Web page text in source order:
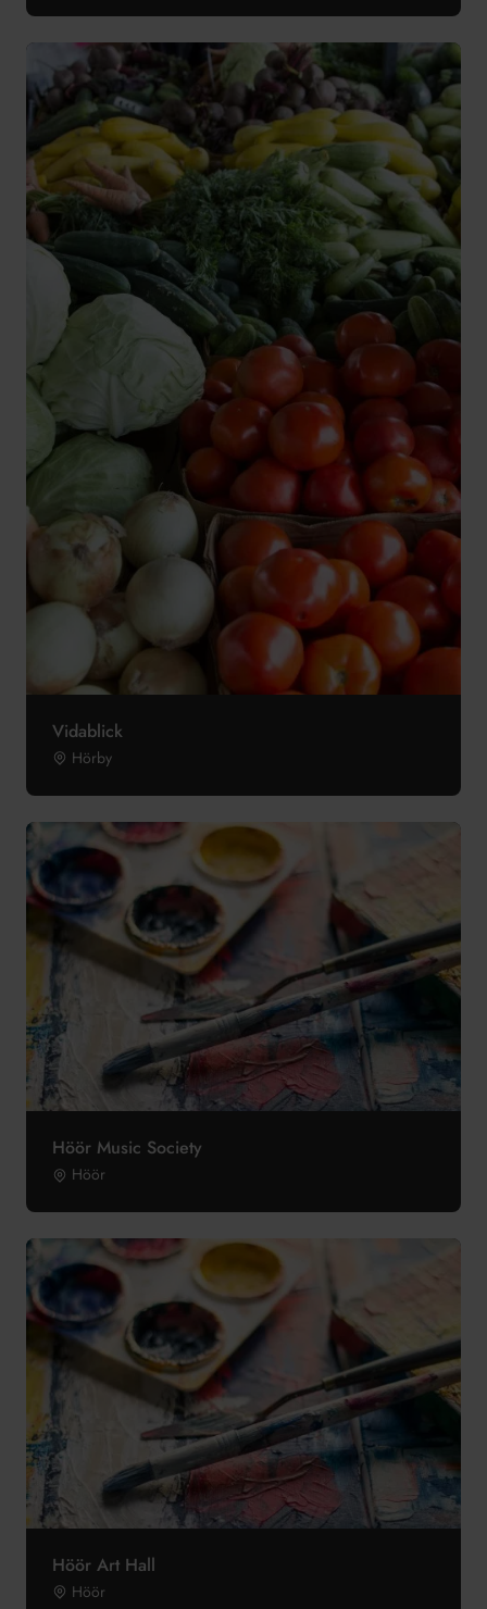
Vidablick
Hörby
Höör Music Society
Höör
Höör Art Hall
Höör